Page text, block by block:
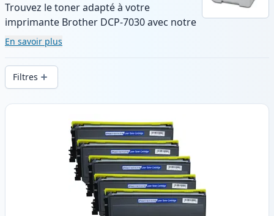
Trouvez le toner adapté à votre
imprimante Brother DCP-7030 avec notre
gamme de cartouches compatibles et
haute capacité. Profitez d’une qualité
d’impression constante et d’une livraison
rapide depuis un stock local en .
En savoir plus
Filtres
Produits